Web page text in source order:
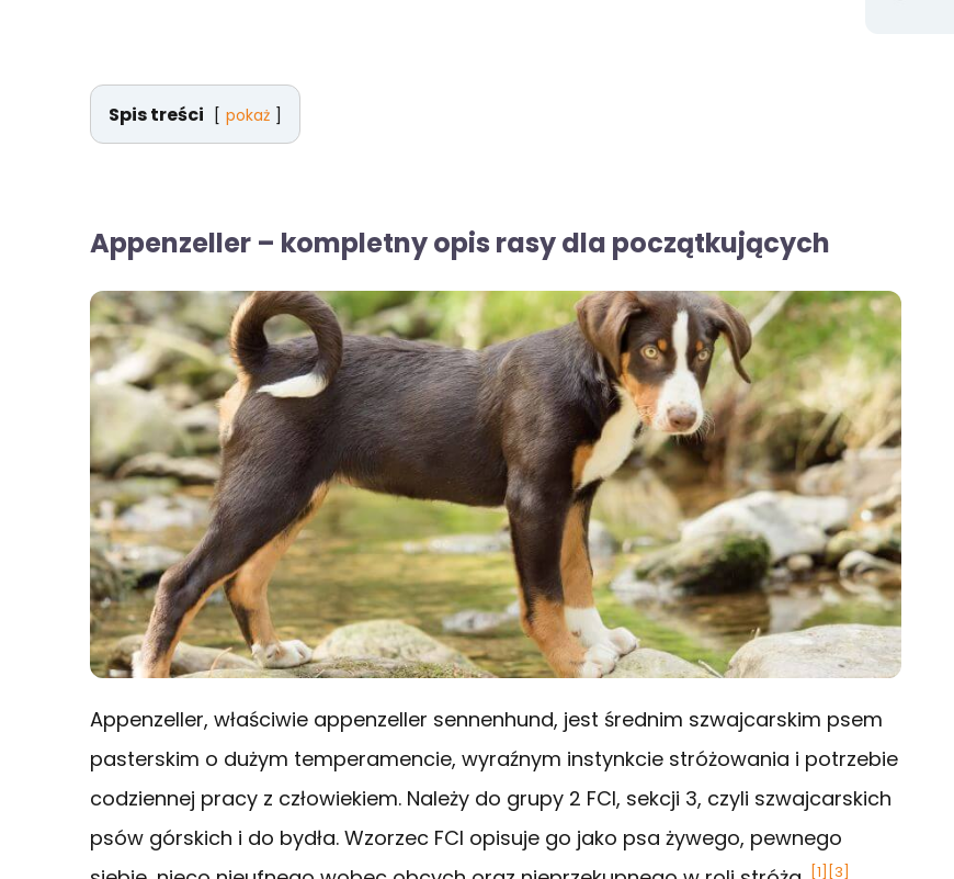
Spis treści pokaż
Appenzeller – kompletny opis rasy dla początkujących
Appenzeller, właściwie appenzeller sennenhund, jest średnim szwajcarskim psem
pasterskim o dużym temperamencie, wyraźnym instynkcie stróżowania i potrzebie
codziennej pracy z człowiekiem. Należy do grupy 2 FCI, sekcji 3, czyli szwajcarskich
psów górskich i do bydła. Wzorzec FCI opisuje go jako psa żywego, pewnego
[1] [3]